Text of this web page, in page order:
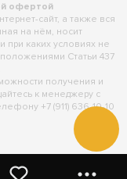
офертой
сайт, а также вся
на нём, носит
каких условиях не
Статьи 437
получения и
к менеджеру с
+7 (911) 636-10-10